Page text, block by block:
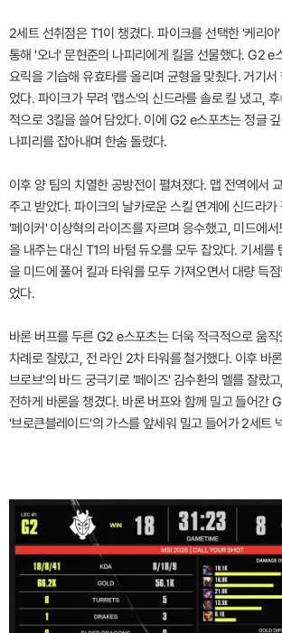
2세트 선취점은 T1이 챙겼다. 파이크를 선택한 '케리
통해 '오너' 문현준의 나피리에게 킬을 선물했다. G2 e
요릭을 기습해 유효타를 올리며 균형을 맞췄다. 거기서
었다. 파이크가 무려 '캡스'의 신드라를 솔로 킬 냈고,
적으로 3킬을 쓸어 담았다. 이에 G2 e스포츠는 정글
나피리를 잡아내며 한숨 돌렸다.
이후 양 팀의 치열한 공방전이 펼쳐졌다. 맵 전역에서
주고 받았다. 파이크의 날카로운 스킬 연계에 신드라
'페이커' 이상혁의 라이즈를 자르며 응수했고, 미드에
을 내주는 대신 T1의 바텀 듀오를 모두 잡았다. 기세를
을 미드에 풀어 킬과 타워를 모두 가져오면서 대량 득
었다.
바론 버프를 두른 G2 e스포츠는 더욱 적극적으로 움
차례로 잘랐고, 전 라인 2차 타워를 철거했다. 이후 바
브로브'의 바드 궁극기로 '페이즈' 김수환의 멜를 잘랐
전하게 바론을 챙겼다. 바론 버프와 함께 밀고 들어간
'브로큰블레이드'의 가스를 앞세워 밀고 들어가 2세트